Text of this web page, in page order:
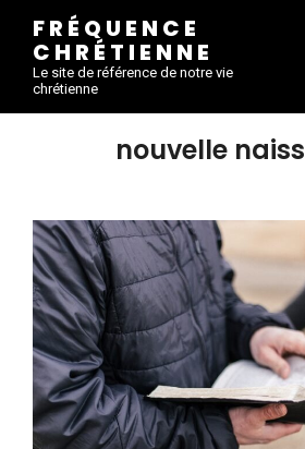
FRÉQUENCE
CHRÉTIENNE
Le site de référence de notre vie
chrétienne
nouvelle